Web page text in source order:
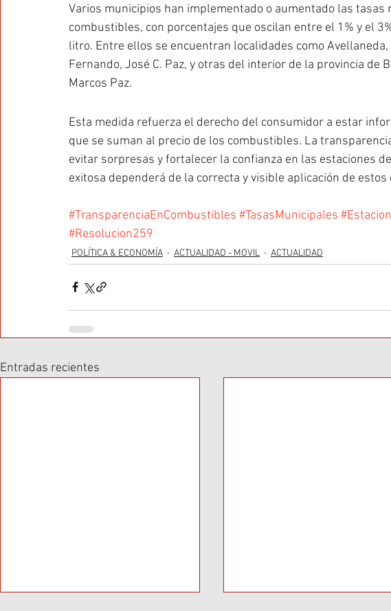
Varios municipios han implementado o aumentado las tasas
combustibles, con porcentajes que oscilan entre el 1% y el
litro. Entre ellos se encuentran localidades como
Fernando, José C. Paz, y otras del interior de la provincia de
Marcos Paz.
Esta medida refuerza el derecho del consumidor a estar
que se suman al precio de los combustibles. La
evitar sorpresas y fortalecer la confianza en las estaciones
exitosa dependerá de la correcta y visible aplicación de estos
#TransparenciaEnCombustibles #TasasMunicipales
#Resolucion259
POLÍTICA & ECONOMÍA ACTUALIDAD - MOVIL ACTUALIDAD
Entradas recientes